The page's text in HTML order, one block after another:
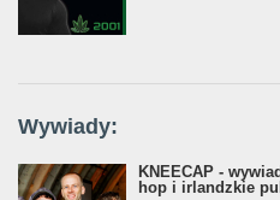
Wywiady:
KNEECAP -
hop i irlandzkie